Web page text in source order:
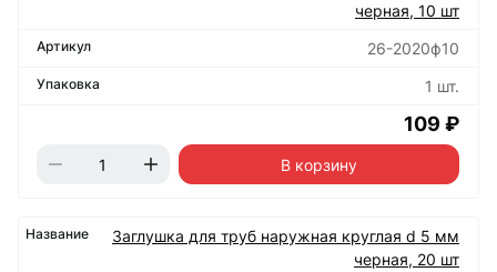
черная, 10 шт
26-2020ф10
1 шт.
109 ₽
В корзину
Заглушка для труб наружная круглая d 5 мм
черная, 20 шт